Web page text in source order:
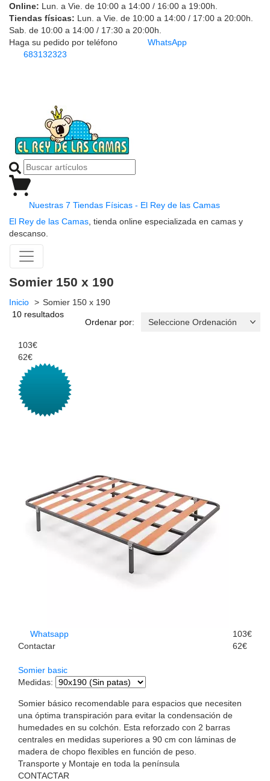
Online: Lun. a Vie. de 10:00 a 14:00 / 16:00 a 19:00h.
Tiendas físicas: Lun. a Vie. de 10:00 a 14:00 / 17:00 a 20:00h.
Sab. de 10:00 a 14:00 / 17:30 a 20:00h.
Haga su pedido por teléfono
683132323
WhatsApp
Nuestras 7 Tiendas Físicas - El Rey de las Camas
El Rey de las Camas , tienda online especializada en camas y
descanso.
Somier 150 x 190
Inicio
Somier 150 x 190
10 resultados
Ordenar por:
103€
62€
Whatsapp
Contactar
103€
62€
Somier basic
Medidas:
Somier básico recomendable para espacios que necesiten
una óptima transpiración para evitar la condensación de
humedades en su colchón. Esta reforzado con 2 barras
centrales en medidas superiores a 90 cm con láminas de
madera de chopo flexibles en función de peso.
Transporte y Montaje en toda la península
CONTACTAR